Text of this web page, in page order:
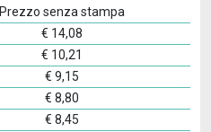
Prezzo senza stampa
€ 14,08
€ 10,21
€ 9,15
€ 8,80
€ 8,45